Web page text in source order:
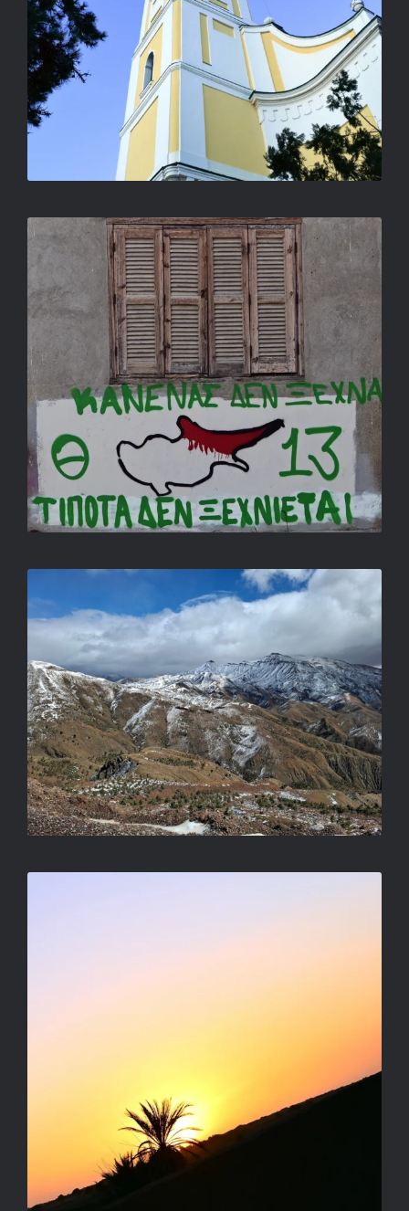
SENKI SEMMIT NEM FELEJT
LUKOVICSNÉ NAGY IBOLYA
ADJÁTOK VISSZA A HEGYEIMET!
LUKOVICSNÉ NAGY IBOLYA